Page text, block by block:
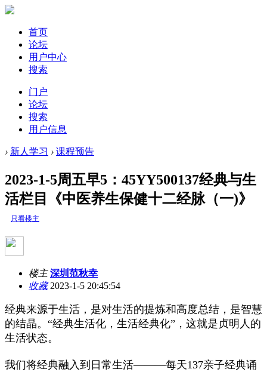
首页
论坛
用户中心
搜索
门户
论坛
搜索
用户信息
› 新人学习 › 课程预告
2023-1-5周五早5：45YY500137经典与生
活栏目《中医养生保健十二经脉（一)》
只看楼主
楼主 深圳范秋幸
收藏2023-1-5 20:45:54
经典来源于生活，是对生活的提炼和高度总结，是智慧
的结晶。“经典生活化，生活经典化”，这就是贞明人的
生活状态。
我们将经典融入到日常生活―――每天137亲子经典诵